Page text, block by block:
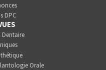
DPC
Dentaire
Orale